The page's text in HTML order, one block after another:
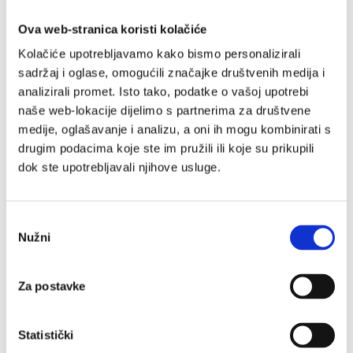
Ova web-stranica koristi kolačiće
Kolačiće upotrebljavamo kako bismo personalizirali
sadržaj i oglase, omogućili značajke društvenih medija i
analizirali promet. Isto tako, podatke o vašoj upotrebi
naše web-lokacije dijelimo s partnerima za društvene
medije, oglašavanje i analizu, a oni ih mogu kombinirati s
drugim podacima koje ste im pružili ili koje su prikupili
dok ste upotrebljavali njihove usluge.
pristanka
Nužni
Za postavke
Statistički
Radna skupina za zaštitu intelektualnog
vlasništva
Prekomorsko sigurnosno savjetodavno vijeće
(OSAC)
Radna skupina za kartično poslovanje
chevron_right
chevron_right
Događanja
Programi
Empower Her inicijativa